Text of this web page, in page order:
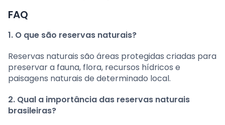
FAQ
1. O que são reservas naturais?
Reservas naturais são áreas protegidas criadas para
preservar a fauna, flora, recursos hídricos e
paisagens naturais de determinado local.
2. Qual a importância das reservas naturais
brasileiras?